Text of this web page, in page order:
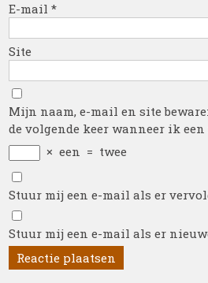
E-mail*
Site
Mijn naam, e-mail en site
de volgende keer wanneer ik
× een = twee
Stuur mij een e-mail als er
Stuur mij een e-mail als er